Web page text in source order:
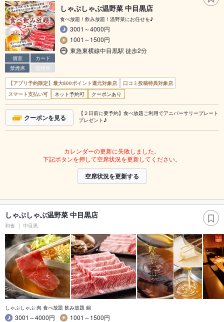
個室
カード
禁煙席
喫煙席
しゃぶしゃぶ温野菜 中目黒店
食べ放題！飲み放題！温野菜にお任せを♪
3001～4000円
1001～1500円
東急東横線中目黒駅 徒歩2分
【アプリ予約限定】最大800ポイント還元対象店
口コミ投稿特典対象店
スマート支払い可
ネット予約可 クーポンあり
クーポンを見る
【２日前に要予約】食べ放題ご利用でアニバーサリープレート
プレゼント♪
カレンダーの更新に失敗しました。
下記ボタンを押して空席状況を更新してください。
空席状況を更新する
しゃぶしゃぶ温野菜 中目黒店
和食 中目黒
しゃぶしゃぶ 肉 食べ放題 飲み放題 鍋
3001～4000円
1001～1500円